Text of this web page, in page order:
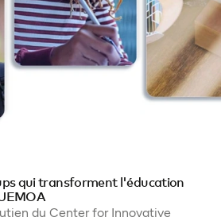
qui transforment l'éducation
du Center for Innovative